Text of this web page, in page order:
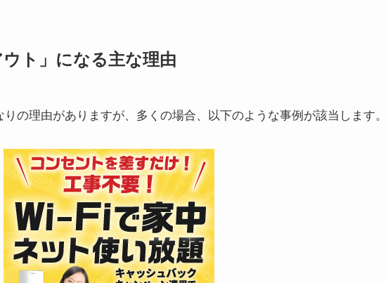
ト」になる主な理由
の理由がありますが、多くの場合、以下のような事例が該当します。